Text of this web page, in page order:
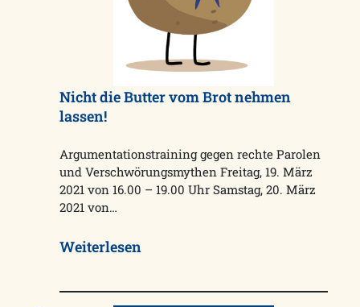
Nicht die Butter vom Brot nehmen
lassen!
Argumentationstraining gegen rechte Parolen
und Verschwörungsmythen Freitag, 19. März
2021 von 16.00 – 19.00 Uhr Samstag, 20. März
2021 von…
Weiterlesen